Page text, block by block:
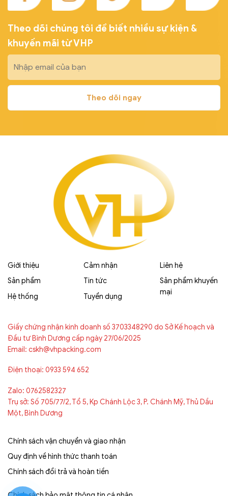
Theo dõi chúng tôi để biết nhiều sự kiện &
khuyến mãi từ VHP
Giới thiệu
Sản phẩm
Hệ thống
Cảm nhận
Tin tức
Tuyển dụng
Liên hệ
Sản phẩm khuyến
mại
Giấy chứng nhận kinh doanh số 3703348290 do Sở Kế hoạch và
Đầu tư Bình Dương cấp ngày 27/06/2025
Email: cskh@vhpacking.com
Điện thoại: 0933 594 652
Zalo: 0762582327
Trụ sở: Số 705/77/2, Tổ 5, Kp Chánh Lộc 3, P. Chánh Mỹ, Thủ Dầu
Một, Bình Dương
Chính sách vận chuyển và giao nhận
Quy định về hình thức thanh toán
Chính sách đổi trả và hoàn tiền